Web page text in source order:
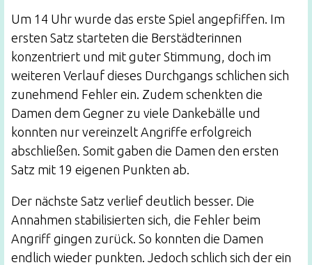
Um 14 Uhr wurde das erste Spiel angepfiffen. Im
ersten Satz starteten die Berstädterinnen
konzentriert und mit guter Stimmung, doch im
weiteren Verlauf dieses Durchgangs schlichen sich
zunehmend Fehler ein. Zudem schenkten die
Damen dem Gegner zu viele Dankebälle und
konnten nur vereinzelt Angriffe erfolgreich
abschließen. Somit gaben die Damen den ersten
Satz mit 19 eigenen Punkten ab.
Der nächste Satz verlief deutlich besser. Die
Annahmen stabilisierten sich, die Fehler beim
Angriff gingen zurück. So konnten die Damen
endlich wieder punkten. Jedoch schlich sich der ein